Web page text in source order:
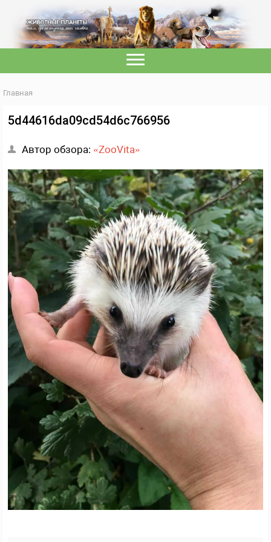
Главная
5d44616da09cd54d6c766956
Автор обзора: «ZooVita»